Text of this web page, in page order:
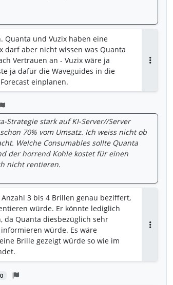
Quanta und Vuzix haben eine
darf aber nicht wissen was Quanta
Vertrauen an - Vuzix wäre ja
ja dafür die Waveguides in die
einplanen.
Strategie stark auf KI-Server//Server
70% vom Umsatz. Ich weiss nicht ob
Welche Consumables sollte Quanta
der horrend Kohle kostet für einen
nicht rentieren.
3 bis 4 Brillen genau beziffert,
würde. Er könnte lediglich
da Quanta diesbezüglich sehr
würde. Es wäre
Brille gezeigt würde so wie im
0